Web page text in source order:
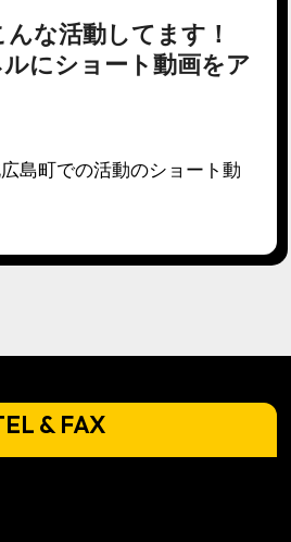
んな活動してます！
にショート動画をア
& FAX